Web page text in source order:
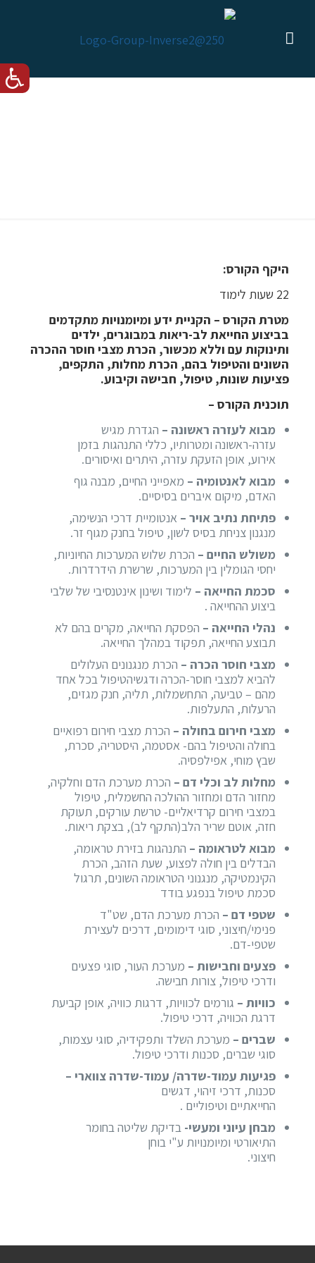
היקף הקורס:
22 שעות לימוד
מטרת הקורס – הקניית ידע ומיומנויות מתקדמים
בביצוע החייאת לב-ריאות במבוגרים, ילדים
ותינוקות עם וללא מכשור, הכרת מצבי חוסר ההכרה
השונים והטיפול בהם, הכרת מחלות, התקפים,
פציעות שונות, טיפול, חבישה וקיבוע.
תוכנית הקורס –
מבוא לעזרה ראשונה – הגדרת מגיש
עזרה-ראשונה ומטרותיו, כללי התנהגות בזמן
אירוע, אופן הזעקת עזרה, היתרים ואיסורים.
מבוא לאנטומיה – מאפייני החיים, מבנה גוף
האדם, מיקום איברים בסיסיים.
פתיחת נתיב אויר – אנטומיית דרכי הנשימה,
מנגנון צניחת בסיס לשון, טיפול בחנק מגוף זר.
משולש החיים – הכרת שלוש המערכות החיוניות,
יחסי הגומלין בין המערכות, שרשרת הידרדרות.
סכמת החייאה – לימוד ושינון אינטנסיבי של שלבי
ביצוע ההחייאה .
נהלי החייאה – הפסקת החייאה, מקרים בהם לא
תבוצע החייאה, תפקוד במהלך החייאה.
מצבי חוסר הכרה – הכרת מנגנונים העלולים
להביא למצבי חוסר-הכרה ודגשיהטיפול בכל אחד
מהם – טביעה, התחשמלות, תליה, חנק מגזים,
הרעלות, התעלפות.
מצבי חירום בחולה – הכרת מצבי חירום רפואיים
בחולה והטיפול בהם- אסטמה, היסטריה, סכרת,
שבץ מוחי, אפילפסיה.
מחלות לב וכלי דם – הכרת מערכת הדם וחלקיה,
מחזור הדם ומחזור ההולכה החשמלית, טיפול
במצבי חירום קרדיאליים- טרשת עורקים, תעוקת
חזה, אוטם שריר הלב(התקף לב), בצקת ריאות.
מבוא לטראומה – התנהגות בזירת טראומה,
הבדלים בין חולה לפצוע, שעת הזהב, הכרת
הקינמטיקה, מנגנוני הטראומה השונים, תרגול
סכמת טיפול בנפגע בודד
שטפי דם – הכרת מערכת הדם, שט"ד
פנימי/חיצוני, סוגי דימומים, דרכים לעצירת
שטפי-דם.
פצעים וחבישות – מערכת העור, סוגי פצעים
ודרכי טיפול, צורות חבישה.
כוויות – גורמים לכוויות, דרגות כוויה, אופן קביעת
דרגת הכוויה, דרכי טיפול.
שברים – מערכת השלד ותפקידיה, סוגי עצמות,
סוגי שברים, סכנות ודרכי טיפול.
פגיעות עמוד-שדרה/ עמוד-שדרה צווארי –
סכנות, דרכי זיהוי, דגשים
החייאתיים וטיפוליים .
מבחן עיוני ומעשי- בדיקת שליטה בחומר
התיאורטי ומיומנויות ע"י בוחן
חיצוני.